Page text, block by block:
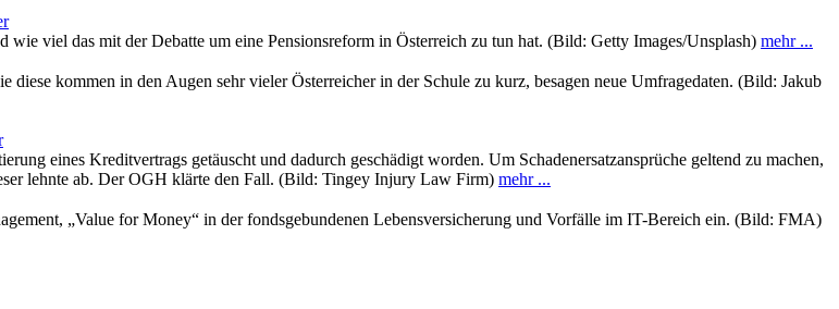
wie viel das mit der Debatte um eine Pensionsreform in Österreich zu tun hat. (Bild: Getty Images/Unsplash) mehr ...
diese kommen in den Augen sehr vieler Österreicher in der Schule zu kurz, besagen neue Umfragedaten. (Bild: Jakub
eines Kreditvertrags getäuscht und dadurch geschädigt worden. Um Schadenersatzansprüche geltend zu machen,
lehnte ab. Der OGH klärte den Fall. (Bild: Tingey Injury Law Firm) mehr ...
„Value for Money“ in der fondsgebundenen Lebensversicherung und Vorfälle im IT-Bereich ein. (Bild: FMA)